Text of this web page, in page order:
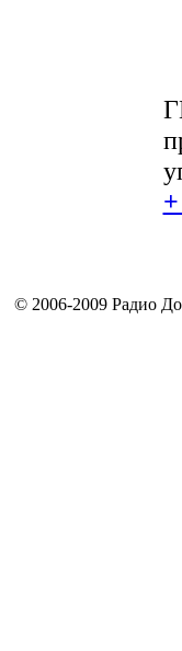
© 2006-2009 Радио